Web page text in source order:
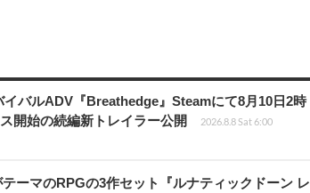
イバルADV『Breathedge』Steamにて8月10日2時
開始の続編新トレイラー公開
2026.8.8 Sat 6:00
ーマのRPGの3作セット『ルナティックドーン レ